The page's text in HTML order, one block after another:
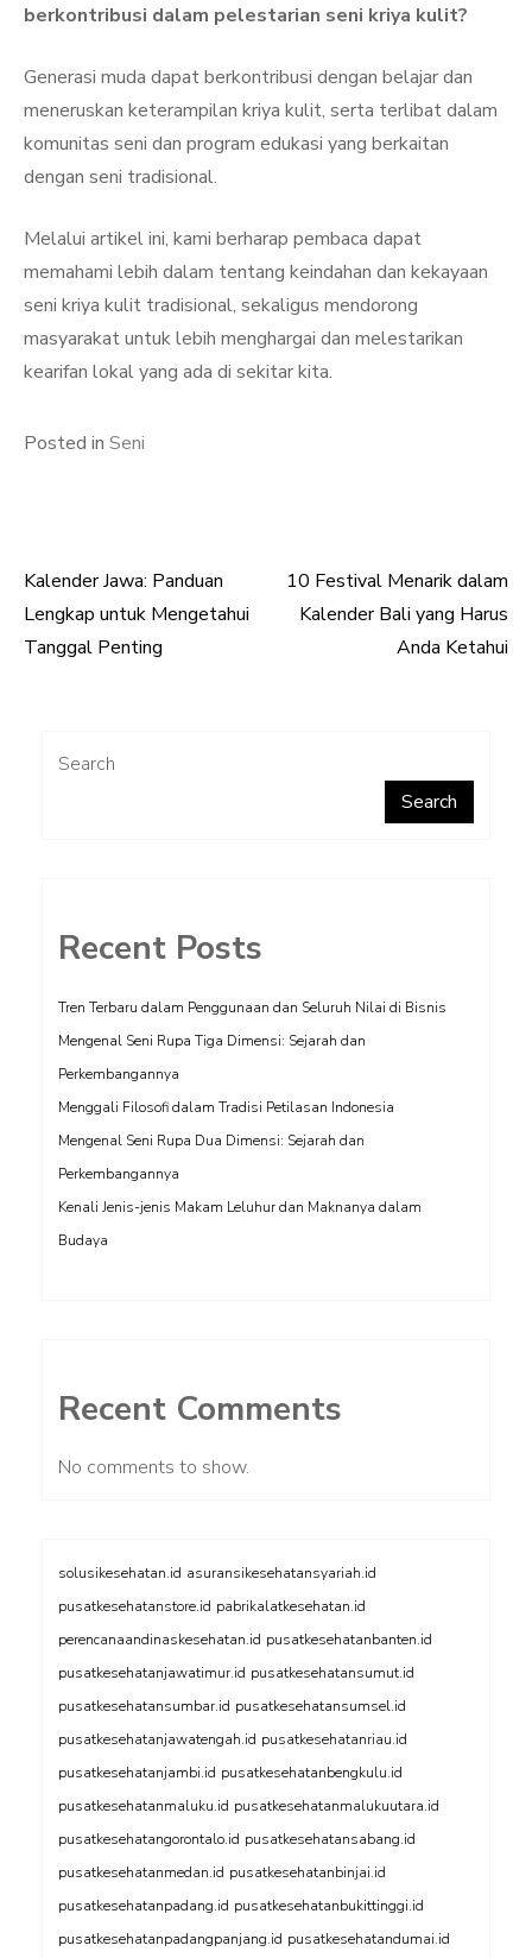
berkontribusi dalam pelestarian seni kriya kulit?
Generasi muda dapat berkontribusi dengan belajar dan
meneruskan keterampilan kriya kulit, serta terlibat dalam
komunitas seni dan program edukasi yang berkaitan
dengan seni tradisional.
Melalui artikel ini, kami berharap pembaca dapat
memahami lebih dalam tentang keindahan dan kekayaan
seni kriya kulit tradisional, sekaligus mendorong
masyarakat untuk lebih menghargai dan melestarikan
kearifan lokal yang ada di sekitar kita.
Posted in Seni
Post
navigation
Kalender Jawa: Panduan
Lengkap untuk Mengetahui
Tanggal Penting
10 Festival Menarik dalam
Kalender Bali yang Harus
Anda Ketahui
Search
Search
Recent Posts
Tren Terbaru dalam Penggunaan dan Seluruh Nilai di Bisnis
Mengenal Seni Rupa Tiga Dimensi: Sejarah dan
Perkembangannya
Menggali Filosofi dalam Tradisi Petilasan Indonesia
Mengenal Seni Rupa Dua Dimensi: Sejarah dan
Perkembangannya
Kenali Jenis-jenis Makam Leluhur dan Maknanya dalam
Budaya
Recent Comments
No comments to show.
solusikesehatan.id asuransikesehatansyariah.id
pusatkesehatanstore.id pabrikalatkesehatan.id
perencanaandinaskesehatan.id pusatkesehatanbanten.id
pusatkesehatanjawatimur.id pusatkesehatansumut.id
pusatkesehatansumbar.id pusatkesehatansumsel.id
pusatkesehatanjawatengah.id pusatkesehatanriau.id
pusatkesehatanjambi.id pusatkesehatanbengkulu.id
pusatkesehatanmaluku.id pusatkesehatanmalukuutara.id
pusatkesehatangorontalo.id pusatkesehatansabang.id
pusatkesehatanmedan.id pusatkesehatanbinjai.id
pusatkesehatanpadang.id pusatkesehatanbukittinggi.id
pusatkesehatanpadangpanjang.id pusatkesehatandumai.id